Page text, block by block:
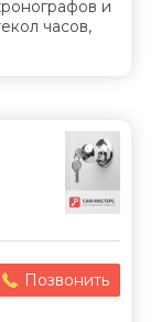
и
часов,
Позвонить